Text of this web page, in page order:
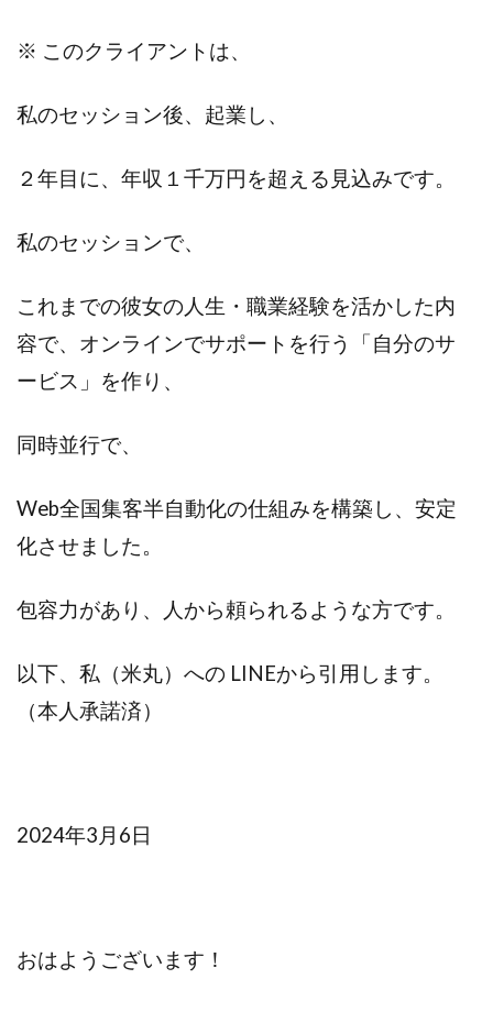
※ このクライアントは、
私のセッション後、起業し、
２年目に、年収１千万円を超える見込みです。
私のセッションで、
これまでの彼女の人生・職業経験を活かした内
容で、オンラインでサポートを行う「自分のサ
ービス」を作り、
同時並行で、
Web全国集客半自動化の仕組みを構築し、安定
化させました。
包容力があり、人から頼られるような方です。
以下、私（米丸）への LINEから引用します。
（本人承諾済）
2024年3月6日
おはようございます！